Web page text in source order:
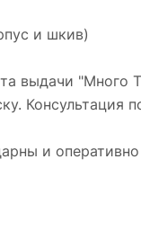
и шкив)
выдачи
Консультация
и